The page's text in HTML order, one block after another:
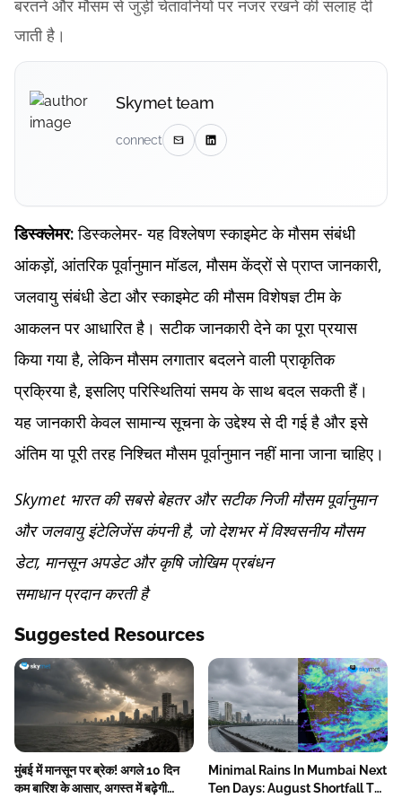
बरतने और मौसम से जुड़ी चेतावनियों पर नजर रखने की सलाह दी
जाती है।
Skymet team
connect
डिस्क्लेमर:डिस्कलेमर- यह विश्लेषण स्काइमेट के मौसम संबंधी
आंकड़ों, आंतरिक पूर्वानुमान मॉडल, मौसम केंद्रों से प्राप्त जानकारी,
जलवायु संबंधी डेटा और स्काइमेट की मौसम विशेषज्ञ टीम के
आकलन पर आधारित है। सटीक जानकारी देने का पूरा प्रयास
किया गया है, लेकिन मौसम लगातार बदलने वाली प्राकृतिक
प्रक्रिया है, इसलिए परिस्थितियां समय के साथ बदल सकती हैं।
यह जानकारी केवल सामान्य सूचना के उद्देश्य से दी गई है और इसे
अंतिम या पूरी तरह निश्चित मौसम पूर्वानुमान नहीं माना जाना चाहिए।
Skymet भारत की सबसे बेहतर और सटीक निजी मौसम पूर्वानुमान
और जलवायु इंटेलिजेंस कंपनी है, जो देशभर में विश्वसनीय मौसम
डेटा, मानसून अपडेट और कृषि जोखिम प्रबंधन
समाधान प्रदान करती है
Suggested Resources
मुंबई में मानसून पर ब्रेक! अगले 10 दिन
कम बारिश के आसार, अगस्त में बढ़ेगी
Minimal Rains In Mumbai Next
Ten Days: August Shortfall To